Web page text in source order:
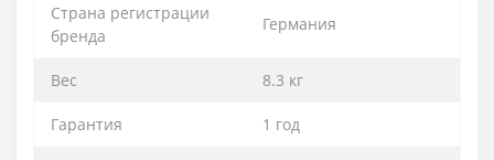
Cтрана регистрации
бренда
Германия
Вес 8.3 кг
Гарантия 1 год